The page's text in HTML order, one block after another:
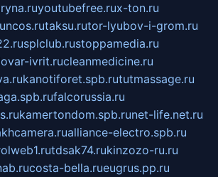
youtubefree.rux-ton.ru
taksu.rutor-lyubov-i-grom.ru
splclub.rustoppamedia.ru
ivrit.rucleanmedicine.ru
kanotiforet.spb.rututmassage.ru
falcorussia.ru
kamertondom.spb.runet-life.net.ru
alliance-electro.spb.ru
tdsak74.rukinzozo-ru.ru
costa-bella.rueugrus.pp.ru